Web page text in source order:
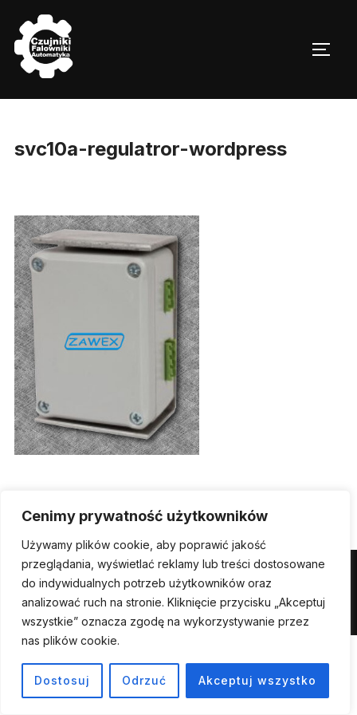
Cenimy prywatność użytkowników
Używamy plików cookie, aby poprawić jakość
przeglądania, wyświetlać reklamy lub treści dostosowane
do indywidualnych potrzeb użytkowników oraz
analizować ruch na stronie. Kliknięcie przycisku „Akceptuj
wszystkie” oznacza zgodę na wykorzystywanie przez
nas plików cookie.
Dostosuj Odrzuć Akceptuj wszystko
content
svc10a-regulatror-wordpress
Powered by WordPress
Inspiro WordPress Theme byWPZOOM